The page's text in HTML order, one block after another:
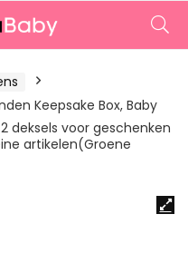
Keepsake Box, Baby
deksels voor geschenken
artikelen(Groene